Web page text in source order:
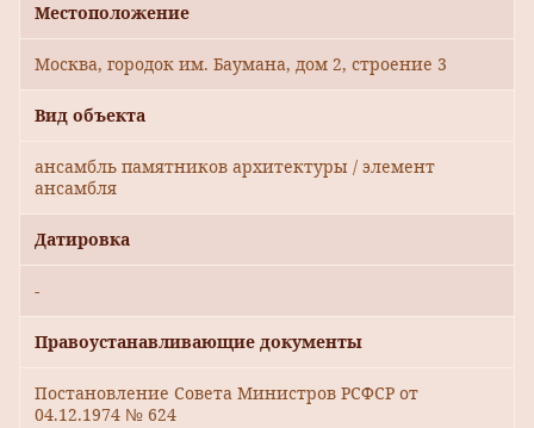
Местоположение
Москва, городок им. Баумана, дом 2, строение 3
Вид объекта
ансамбль памятников архитектуры / элемент
ансамбля
Датировка
-
Правоустанавливающие документы
Постановление Совета Министров РСФСР от
04.12.1974 № 624